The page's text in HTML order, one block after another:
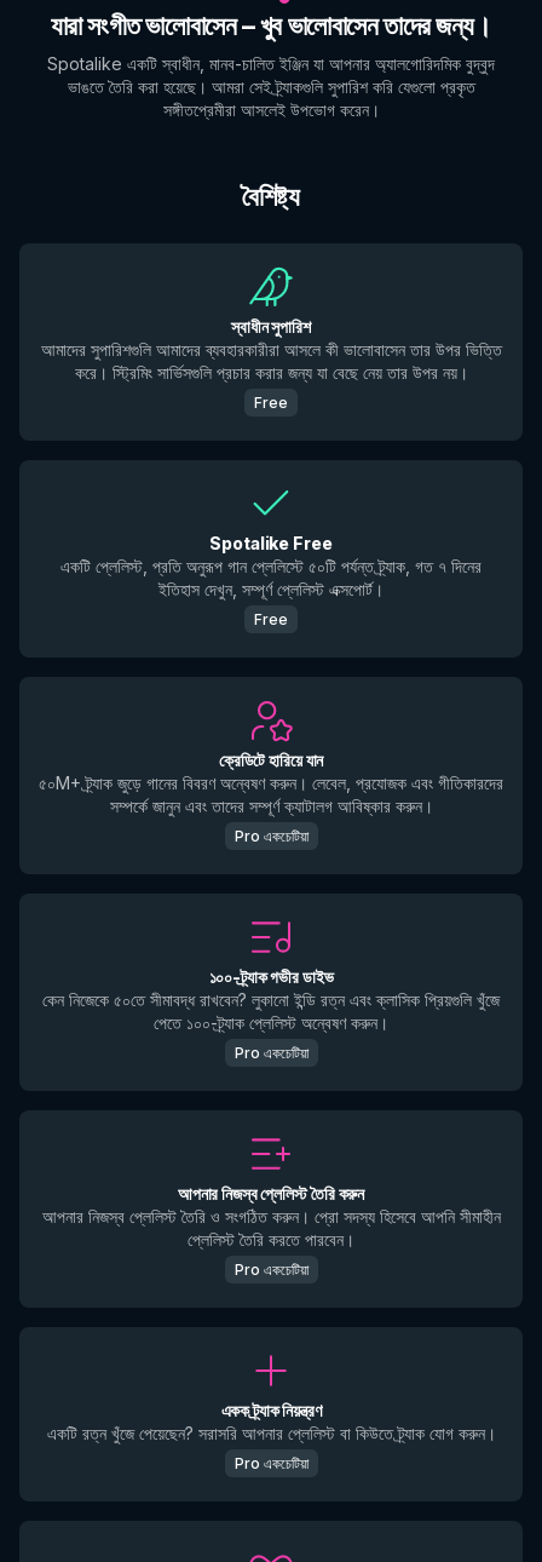
যারা সংগীত ভালোবাসেন – খুব ভালোবাসেন তাদের জন্য।
Spotalike একটি স্বাধীন, মানব-চালিত ইঞ্জিন যা আপনার অ্যালগোরিদমিক বুদ্বুদ
ভাঙতে তৈরি করা হয়েছে। আমরা সেই ট্র্যাকগুলি সুপারিশ করি যেগুলো প্রকৃত
সঙ্গীতপ্রেমীরা আসলেই উপভোগ করেন।
বৈশিষ্ট্য
স্বাধীন সুপারিশ
আমাদের সুপারিশগুলি আমাদের ব্যবহারকারীরা আসলে কী ভালোবাসেন তার উপর ভিত্তি
করে। স্ট্রিমিং সার্ভিসগুলি প্রচার করার জন্য যা বেছে নেয় তার উপর নয়।
Free
Spotalike Free
একটি প্লেলিস্ট, প্রতি অনুরূপ গান প্লেলিস্টে ৫০টি পর্যন্ত ট্র্যাক, গত ৭ দিনের
ইতিহাস দেখুন, সম্পূর্ণ প্লেলিস্ট এক্সপোর্ট।
Free
ক্রেডিটে হারিয়ে যান
৫০M+ ট্র্যাক জুড়ে গানের বিবরণ অন্বেষণ করুন। লেবেল, প্রযোজক এবং গীতিকারদের
সম্পর্কে জানুন এবং তাদের সম্পূর্ণ ক্যাটালগ আবিষ্কার করুন।
Pro একচেটিয়া
১০০-ট্র্যাক গভীর ডাইভ
কেন নিজেকে ৫০তে সীমাবদ্ধ রাখবেন? লুকানো ইন্ডি রত্ন এবং ক্লাসিক প্রিয়গুলি খুঁজে
পেতে ১০০-ট্র্যাক প্লেলিস্ট অন্বেষণ করুন।
Pro একচেটিয়া
আপনার নিজস্ব প্লেলিস্ট তৈরি করুন
আপনার নিজস্ব প্লেলিস্ট তৈরি ও সংগঠিত করুন। প্রো সদস্য হিসেবে আপনি সীমাহীন
প্লেলিস্ট তৈরি করতে পারবেন।
Pro একচেটিয়া
একক ট্র্যাক নিয়ন্ত্রণ
একটি রত্ন খুঁজে পেয়েছেন? সরাসরি আপনার প্লেলিস্ট বা কিউতে ট্র্যাক যোগ করুন।
Pro একচেটিয়া